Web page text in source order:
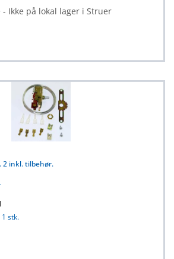
- Ikke på lokal lager i Struer
2 inkl. tilbehør.
stk.